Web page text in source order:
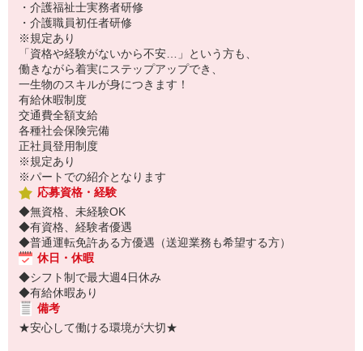
・介護福祉士実務者研修
・介護職員初任者研修
※規定あり
「資格や経験がないから不安…」という方も、
働きながら着実にステップアップでき、
一生物のスキルが身につきます！
有給休暇制度
交通費全額支給
各種社会保険完備
正社員登用制度
※規定あり
※パートでの紹介となります
応募資格・経験
◆無資格、未経験OK
◆有資格、経験者優遇
◆普通運転免許ある方優遇（送迎業務も希望する方）
休日・休暇
◆シフト制で最大週4日休み
◆有給休暇あり
備考
★安心して働ける環境が大切★